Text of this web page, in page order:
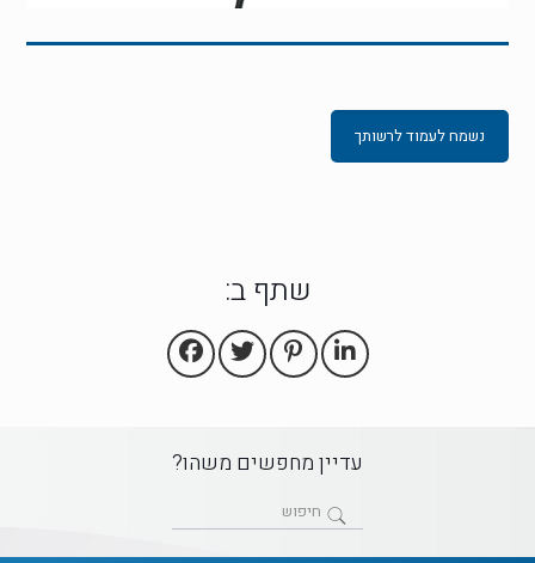
נשמח לעמוד לרשותך
שתף ב:
עדיין מחפשים משהו?